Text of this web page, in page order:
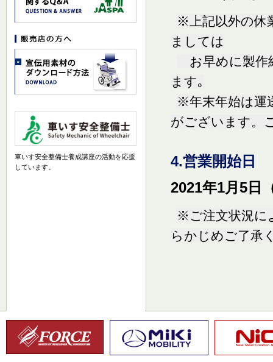
※上記以外の休
ましては
お早めに製作
ます｡
※年末年始は運
がございます。
4.営業開始日
2021年1月5日
※ご注文状況に
らかじめご了承
車いす安全整備士養成講座の活動を応援
しています。